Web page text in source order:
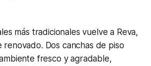
más tradicionales vuelve a Reva,
renovado. Dos canchas de piso
fresco y agradable,